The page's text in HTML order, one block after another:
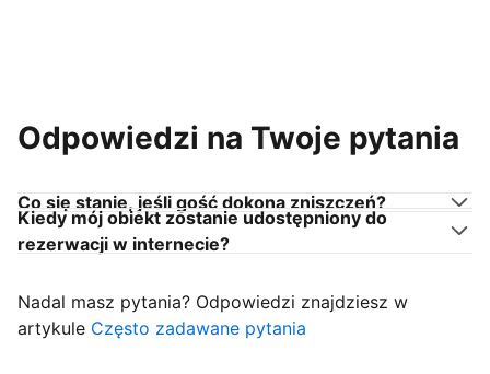
Odpowiedzi na Twoje pytania
Co się stanie, jeśli gość dokona zniszczeń?
Kiedy mój obiekt zostanie udostępniony do
rezerwacji w internecie?
Nadal masz pytania? Odpowiedzi znajdziesz w
artykule Często zadawane pytania